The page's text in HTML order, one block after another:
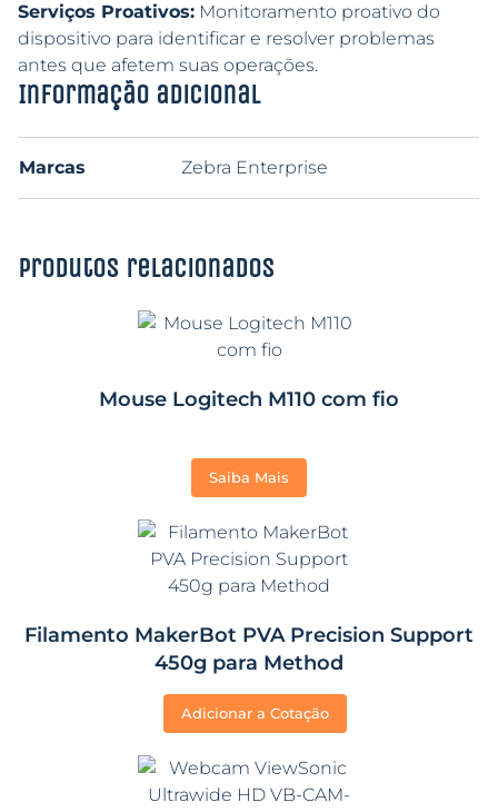
Serviços Proativos: Monitoramento proativo do
dispositivo para identificar e resolver problemas
antes que afetem suas operações.
Informação adicional
Marcas Zebra Enterprise
Produtos relacionados
Mouse Logitech M110 com fio
Saiba Mais
Filamento MakerBot PVA Precision Support
450g para Method
Adicionar a Cotação